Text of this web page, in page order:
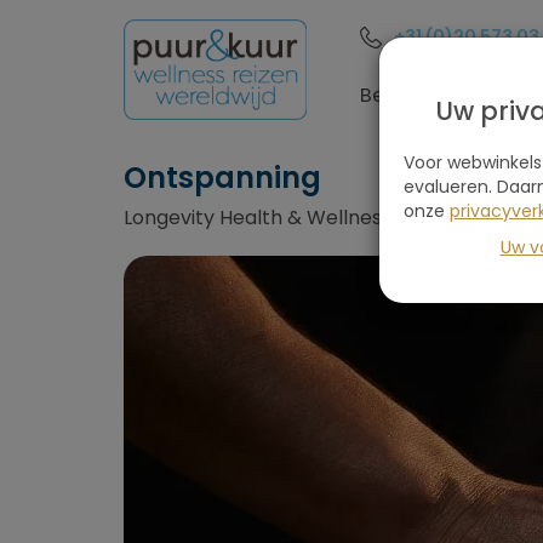
+31 (0)20 573
Bestemmingen
Ontspanning
Longevity Health & Wellness Hotel, Alvor,
Uw
Voor
evalueren.
onze
Uw